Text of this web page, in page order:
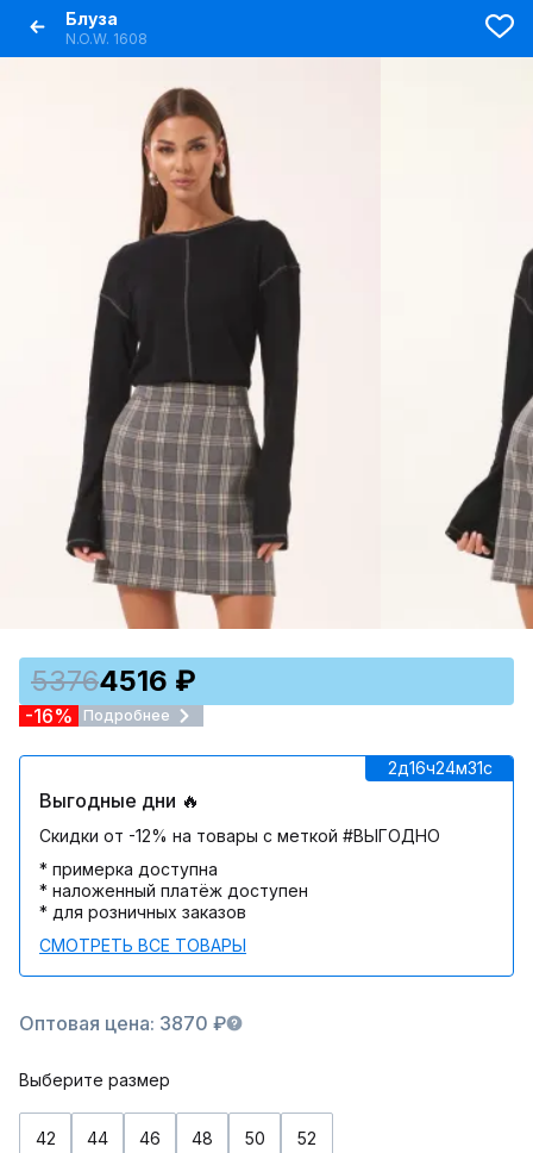
Блуза
N.O.W. 1608
53764516 ₽
-16% Подробнее
2д16ч24м31c
Выгодные дни 🔥
Скидки от -12% на товары с меткой #ВЫГОДНО
* примерка доступна
* наложенный платёж доступен
* для розничных заказов
СМОТРЕТЬ ВСЕ ТОВАРЫ
Оптовая цена: 3870 ₽
Выберите размер
42 44 46 48 50 52